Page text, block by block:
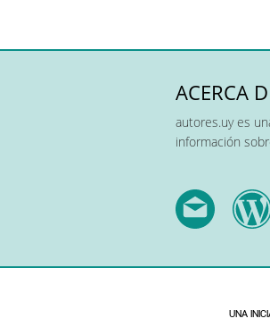
ACERCA
autores.uy es
información